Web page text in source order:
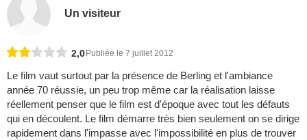
Un visiteur
2,0 Publiée le 7 juillet 2012
Le film vaut surtout par la présence de Berling et l'ambiance
année 70 réussie, un peu trop même car la réalisation laisse
réellement penser que le film est d'époque avec tout les défauts
qui en découlent. Le film démarre très bien seulement on se dirige
rapidement dans l'impasse avec l'impossibilité en plus de trouver